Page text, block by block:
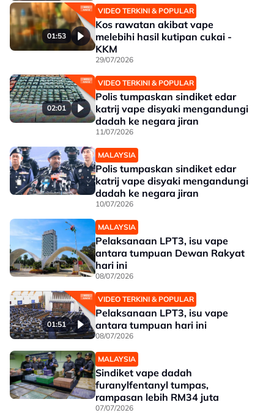
01:53
VIDEO TERKINI & POPULAR
Kos rawatan akibat vape
melebihi hasil kutipan cukai -
KKM
29/07/2026
02:01
VIDEO TERKINI & POPULAR
Polis tumpaskan sindiket edar
katrij vape disyaki mengandungi
dadah ke negara jiran
11/07/2026
MALAYSIA
Polis tumpaskan sindiket edar
katrij vape disyaki mengandungi
dadah ke negara jiran
10/07/2026
MALAYSIA
Pelaksanaan LPT3, isu vape
antara tumpuan Dewan Rakyat
hari ini
08/07/2026
01:51
VIDEO TERKINI & POPULAR
Pelaksanaan LPT3, isu vape
antara tumpuan hari ini
08/07/2026
MALAYSIA
Sindiket vape dadah
furanylfentanyl tumpas,
rampasan lebih RM34 juta
07/07/2026